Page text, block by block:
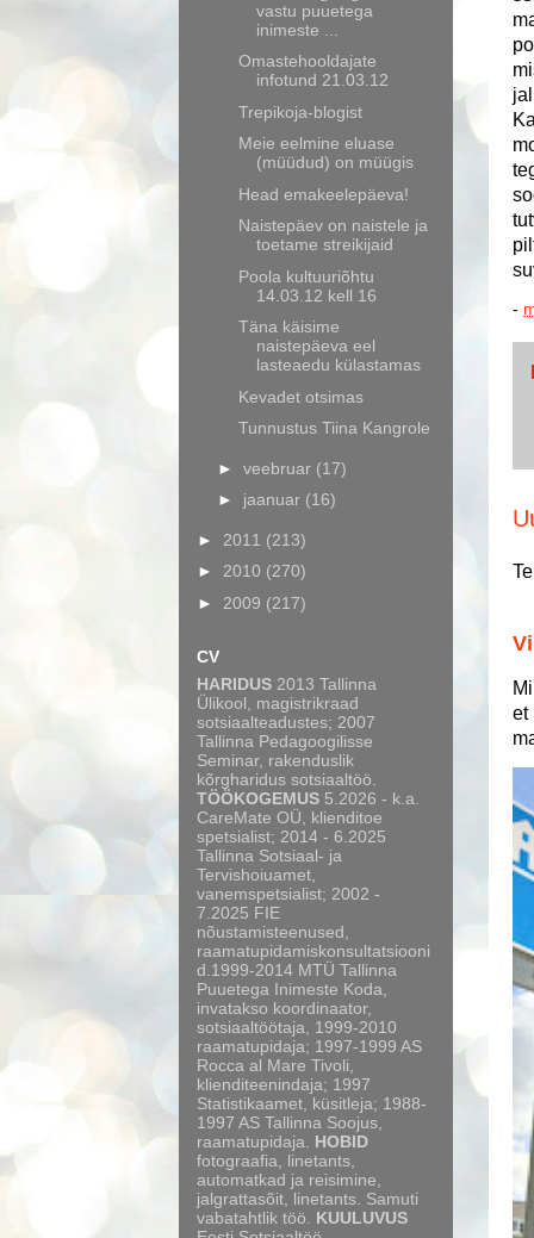
-
et
vastu puuetega
inimeste ...
Omastehooldajate
infotund 21.03.12
Trepikoja-blogist
Meie eelmine eluase
(müüdud) on müügis
Head emakeelepäeva!
Naistepäev on naistele ja
toetame streikijaid
Poola kultuuriõhtu
14.03.12 kell 16
Täna käisime
naistepäeva eel
lasteaedu külastamas
Kevadet otsimas
Tunnustus Tiina Kangrole
► veebruar (17)
► jaanuar (16)
► 2011 (213)
► 2010 (270)
► 2009 (217)
CV
HARIDUS 2013 Tallinna
Ülikool, magistrikraad
sotsiaalteadustes; 2007
Tallinna Pedagoogilisse
Seminar, rakenduslik
kõrgharidus sotsiaaltöö.
TÖÖKOGEMUS 5.2026 - k.a.
CareMate OÜ, klienditoe
spetsialist; 2014 - 6.2025
Tallinna Sotsiaal- ja
Tervishoiuamet,
vanemspetsialist; 2002 -
7.2025 FIE
nõustamisteenused,
raamatupidamiskonsultatsiooni
d.1999-2014 MTÜ Tallinna
Puuetega Inimeste Koda,
invatakso koordinaator,
sotsiaaltöötaja, 1999-2010
raamatupidaja; 1997-1999 AS
Rocca al Mare Tivoli,
klienditeenindaja; 1997
Statistikaamet, küsitleja; 1988-
1997 AS Tallinna Soojus,
raamatupidaja. HOBID
fotograafia, linetants,
automatkad ja reisimine,
jalgrattasõit, linetants. Samuti
vabatahtlik töö. KUULUVUS